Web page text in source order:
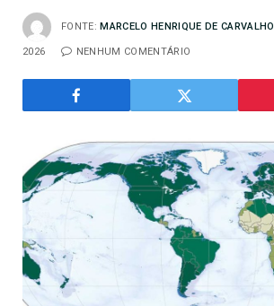
FONTE: MARCELO HENRIQUE DE CARVALHO
2026 NENHUM COMENTÁRIO